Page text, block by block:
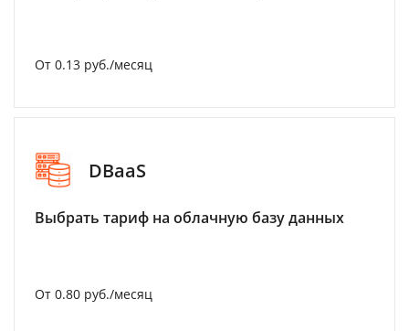
От 0.13 руб./месяц
DBaaS
Выбрать тариф на облачную базу данных
От 0.80 руб./месяц